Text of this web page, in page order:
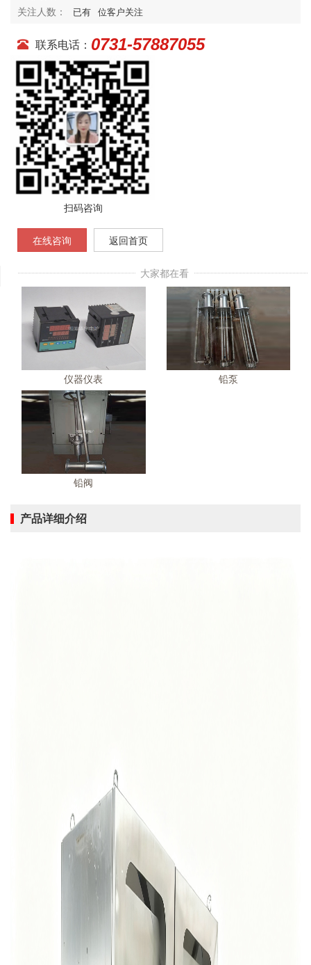
关注人数：
已有 位客户关注
联系电话： 0731-57887055
扫码咨询
在线咨询 返回首页
大家都在看
仪器仪表 铅泵
铅阀
产品详细介绍